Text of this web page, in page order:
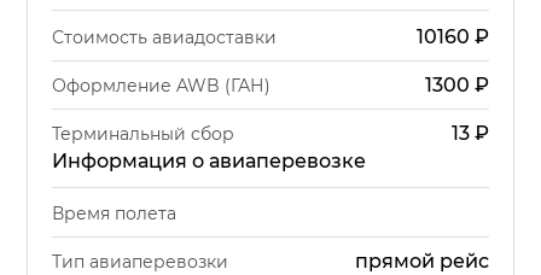
Стоимость авиадоставки 10160 ₽
Оформление AWB (ГАН) 1300 ₽
Терминальный сбор 13₽
Информация о авиаперевозке
Время полета
Тип авиаперевозки прямой рейс